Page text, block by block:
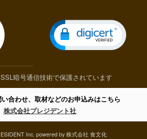
暗号通信技術で保護されています
合わせ、取材などのお申込みはこちら
株式会社プレジデント社
Inc. powered by 株式会社 食文化